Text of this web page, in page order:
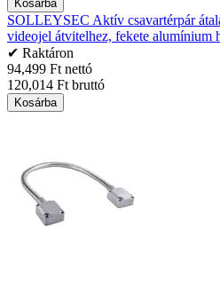
Kosárba
SOLLEYSEC Aktív csavartérpár
videojel átvitelhez, fekete alumínium
✔ Raktáron
94,499 Ft nettó
120,014 Ft bruttó
Kosárba